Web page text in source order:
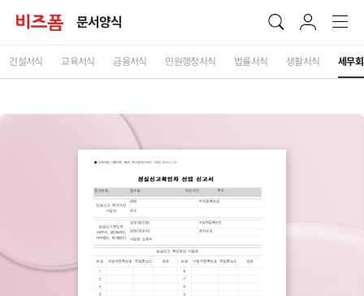
문서양식
건설서식 교육서식 금융서식 민원행정서식 법률서식 생활서식 세무